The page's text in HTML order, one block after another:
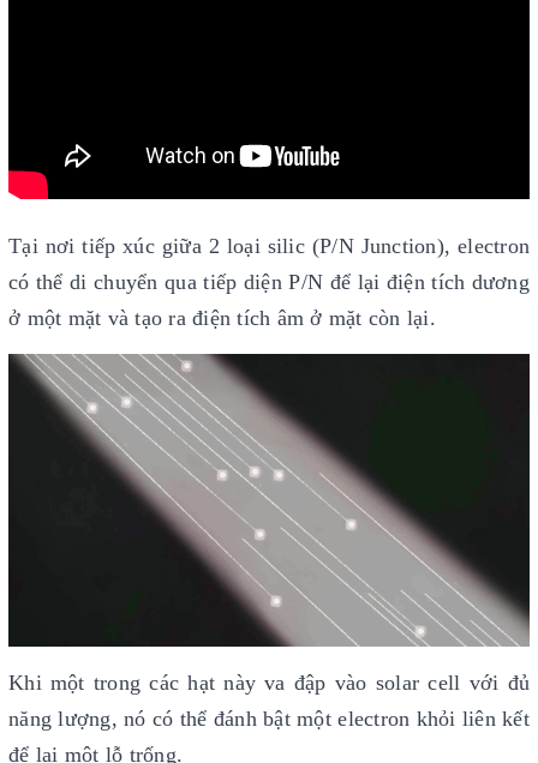
Tại nơi tiếp xúc giữa 2 loại silic (P/N Junction), electron
có thể di chuyển qua tiếp diện P/N để lại điện tích dương
ở một mặt và tạo ra điện tích âm ở mặt còn lại.
Khi một trong các hạt này va đập vào solar cell với đủ
năng lượng, nó có thể đánh bật một electron khỏi liên kết
để lại một lỗ trống.